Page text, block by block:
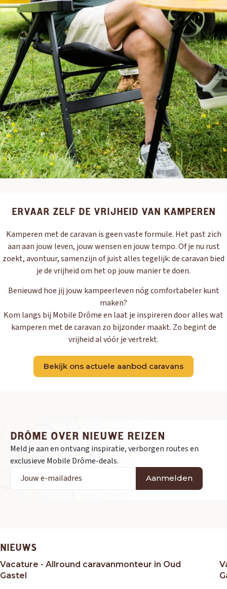
ERVAAR ZELF DE VRIJHEID VAN KAMPEREN
Kamperen met de caravan is geen vaste formule. Het past zich
aan aan jouw leven, jouw wensen en jouw tempo. Of je nu rust
zoekt, avontuur, samenzijn of juist alles tegelijk: de caravan bied
je de vrijheid om het op jouw manier te doen.
Benieuwd hoe jij jouw kampeerleven nóg comfortabeler kunt
maken?
Kom langs bij Mobile Drôme en laat je inspireren door alles wat
kamperen met de caravan zo bijzonder maakt. Zo begint de
vrijheid al vóór je vertrekt.
Bekijk ons actuele aanbod caravans
DRÔME OVER NIEUWE REIZEN
Meld je aan en ontvang inspiratie, verborgen routes en
exclusieve Mobile Drôme-deals.
Aanmelden
NIEUWS
Vacature - Allround caravanmonteur in Oud
Gastel